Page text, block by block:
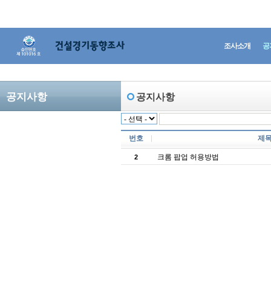
조사소개 공
공지사항 공지사항
번호 제
2 크롬 팝업 허용방법